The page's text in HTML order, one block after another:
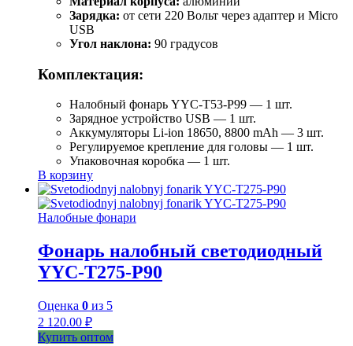
Зарядка: от сети 220 Вольт через адаптер и Micro
USB
Угол наклона: 90 градусов
Комплектация:
Налобный фонарь YYC-T53-P99 — 1 шт.
Зарядное устройство USB — 1 шт.
Аккумуляторы Li-ion 18650, 8800 mAh — 3 шт.
Регулируемое крепление для головы — 1 шт.
Упаковочная коробка — 1 шт.
В корзину
Налобные фонари
Фонарь налобный светодиодный
YYC-T275-P90
Оценка 0 из 5
2 120.00 ₽
Купить оптом